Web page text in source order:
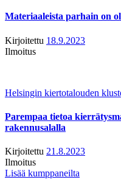
Materiaaleista parhain on
Kirjoitettu 18.9.2023
Ilmoitus
Helsingin kiertotalouden
Parempaa tietoa
rakennusalalla
Kirjoitettu 21.8.2023
Ilmoitus
Lisää kumppaneilta